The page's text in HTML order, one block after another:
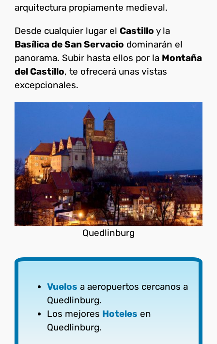
arquitectura propiamente medieval.
Desde cualquier lugar el Castillo y la
Basílica de San Servacio dominarán el
panorama. Subir hasta ellos por la Montaña
del Castillo, te ofrecerá unas vistas
excepcionales.
Quedlinburg
Vuelos a aeropuertos cercanos a
Quedlinburg.
Los mejores Hoteles en
Quedlinburg.